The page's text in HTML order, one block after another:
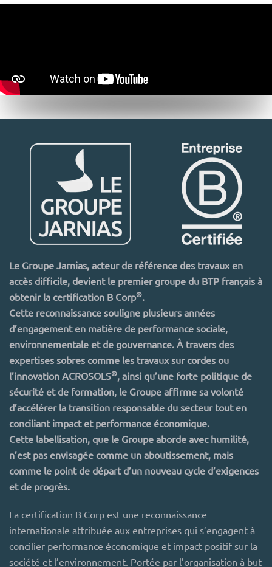
Le Groupe Jarnias, acteur de référence des travaux en
accès difficile, devient le premier groupe du BTP français à
obtenir la certification B Corp®.
Cette reconnaissance souligne plusieurs années
d’engagement en matière de performance sociale,
environnementale et de gouvernance. À travers des
expertises sobres comme les travaux sur cordes ou
l’innovation ACROSOLS®, ainsi qu’une forte politique de
sécurité et de formation, le Groupe affirme sa volonté
d’accélérer la transition responsable du secteur tout en
conciliant impact et performance économique.
Cette labellisation, que le Groupe aborde avec humilité,
n’est pas envisagée comme un aboutissement, mais
comme le point de départ d’un nouveau cycle d’exigences
et de progrès.
La certification B Corp est une reconnaissance
internationale attribuée aux entreprises qui s’engagent à
concilier performance économique et impact positif sur la
société et l’environnement. Portée par l’organisation à but